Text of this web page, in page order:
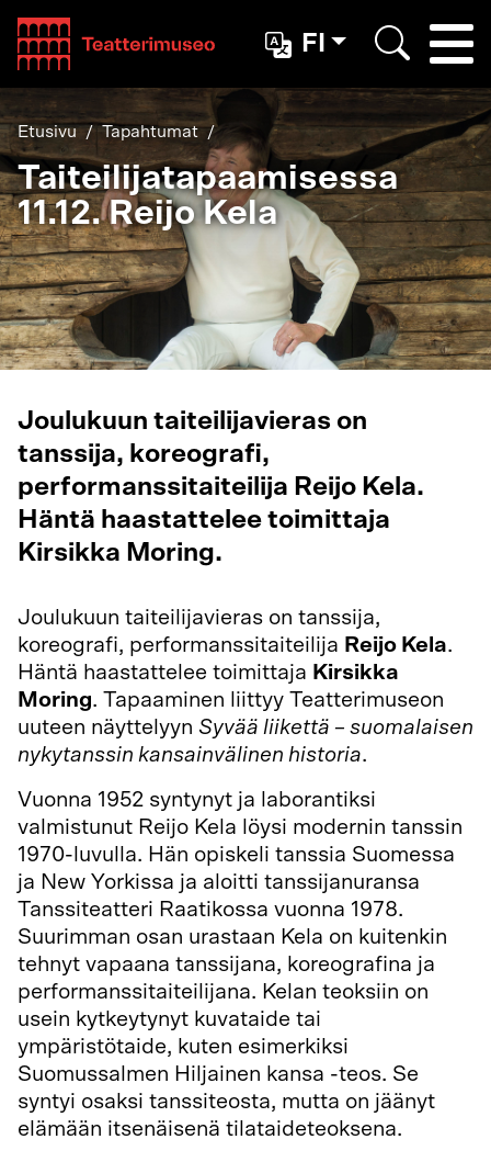
Teatterimuseo
FI
Etusivu Tapahtumat
Taiteilijatapaamisessa
11.12. Reijo Kela
Joulukuun taiteilijavieras on
tanssija, koreografi,
performanssitaiteilija Reijo Kela.
Häntä haastattelee toimittaja
Kirsikka Moring.
Joulukuun taiteilijavieras on tanssija,
koreografi, performanssitaiteilija Reijo Kela.
Häntä haastattelee toimittaja Kirsikka
Moring. Tapaaminen liittyy Teatterimuseon
uuteen näyttelyyn Syvää liikettä – suomalaisen
nykytanssin kansainvälinen historia.
Vuonna 1952 syntynyt ja laborantiksi
valmistunut Reijo Kela löysi modernin tanssin
1970-luvulla. Hän opiskeli tanssia Suomessa
ja New Yorkissa ja aloitti tanssijanuransa
Tanssiteatteri Raatikossa vuonna 1978.
Suurimman osan urastaan Kela on kuitenkin
tehnyt vapaana tanssijana, koreografina ja
performanssitaiteilijana. Kelan teoksiin on
usein kytkeytynyt kuvataide tai
ympäristötaide, kuten esimerkiksi
Suomussalmen Hiljainen kansa -teos. Se
syntyi osaksi tanssiteosta, mutta on jäänyt
elämään itsenäisenä tilataideteoksena.